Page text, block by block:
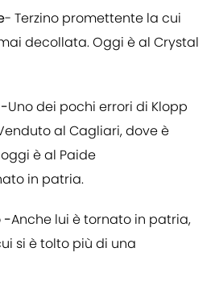
- Terzino promettente la cui
decollata. Oggi è al Crystal
Uno dei pochi errori di Klopp
al Cagliari, dove è
è al Paide
in patria.
-Anche lui è tornato in patria,
si è tolto più di una